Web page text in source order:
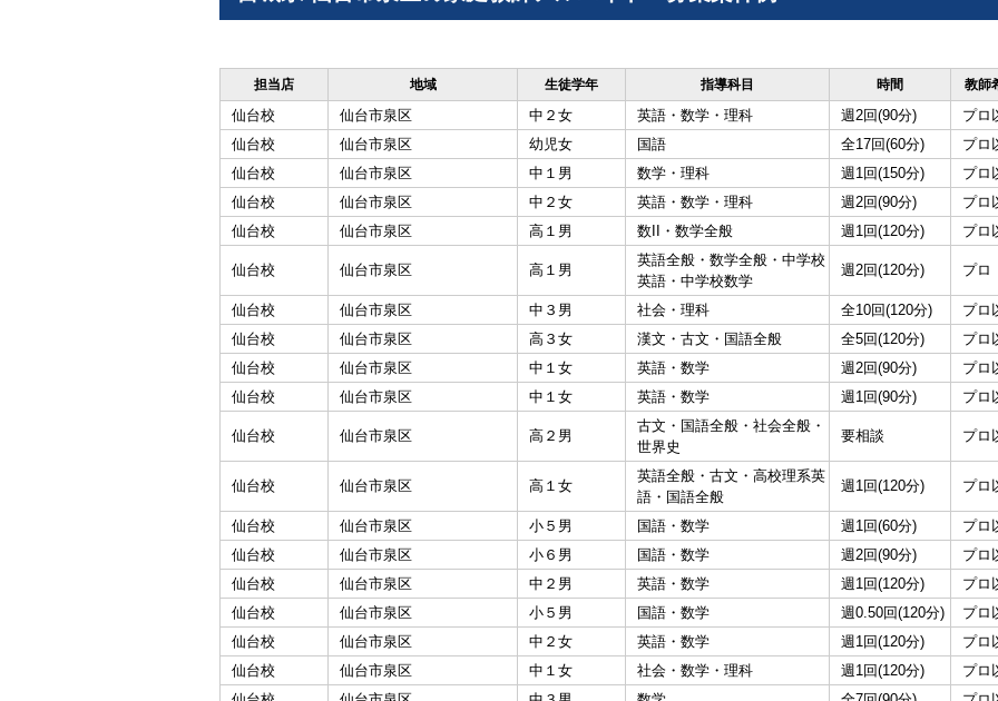
担当店 地域 生徒学年 指導科目 時間 教師
仙台校 仙台市泉区 中２女 英語・数学・理科 週2回(90分) プロ
仙台校
仙台市泉区 幼児女 国語 全17回(60分) プロ
仙台校
仙台市泉区 中１男 数学・理科 週1回(150分) プロ
仙台校
仙台市泉区 中２女 英語・数学・理科 週2回(90分) プロ
仙台校
仙台市泉区 高１男 数II・数学全般 週1回(120分) プロ
仙台校 仙台市泉区 高１男
英語全般・数学全般・中学校
英語・中学校数学
週2回(120分) プロ
仙台校 仙台市泉区 中３男 社会・理科 全10回(120分) プロ
仙台校
仙台市泉区 高３女 漢文・古文・国語全般 全5回(120分) プロ
仙台校
仙台市泉区 中１女 英語・数学 週2回(90分) プロ
仙台校
仙台市泉区 中１女 英語・数学 週1回(90分) プロ
仙台校 仙台市泉区 高２男
古文・国語全般・社会全般・
世界史
要相談 プロ
仙台校 仙台市泉区 高１女
英語全般・古文・高校理系英
語・国語全般
週1回(120分) プロ
仙台校 仙台市泉区 小５男 国語・数学 週1回(60分) プロ
仙台校
仙台市泉区 小６男 国語・数学 週2回(90分) プロ
仙台校
仙台市泉区 中２男 英語・数学 週1回(120分) プロ
仙台校
仙台市泉区 小５男 国語・数学 週0.50回(120分) プロ
仙台校
仙台市泉区 中２女 英語・数学 週1回(120分) プロ
仙台校
仙台市泉区 中１女 社会・数学・理科 週1回(120分) プロ